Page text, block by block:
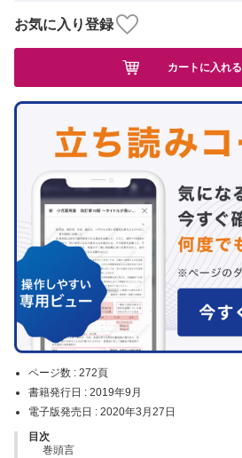
ページ数 : 272頁
書籍発行日 : 2019年9月
電子版発売日 : 2020年3月27日
目次
巻頭言
お気に入り登録
カートに入れる